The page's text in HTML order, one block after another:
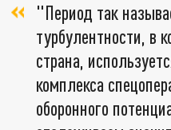
"Период так
турбулентности, в
страна,
комплекса
оборонного